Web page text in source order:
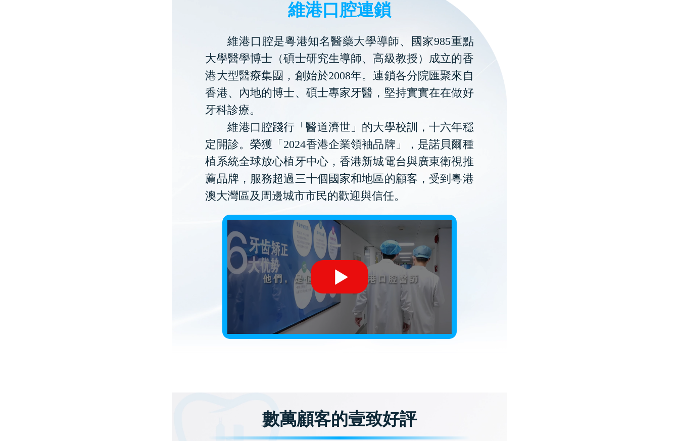
維港口腔連鎖
維港口腔是粵港知名醫藥大學導師、國家985重點
大學醫學博士（碩士研究生導師、高級教授）成立的香
港大型醫療集團，創始於2008年。連鎖各分院匯聚來自
香港、內地的博士、碩士專家牙醫，堅持實實在在做好
牙科診療。
維港口腔踐行「醫道濟世」的大學校訓，十六年穩
定開診。榮獲「2024香港企業領袖品牌」，是諾貝爾種
植系統全球放心植牙中心，香港新城電台與廣東衛視推
薦品牌，服務超過三十個國家和地區的顧客，受到粵港
澳大灣區及周邊城市市民的歡迎與信任。
數萬顧客的壹致好評